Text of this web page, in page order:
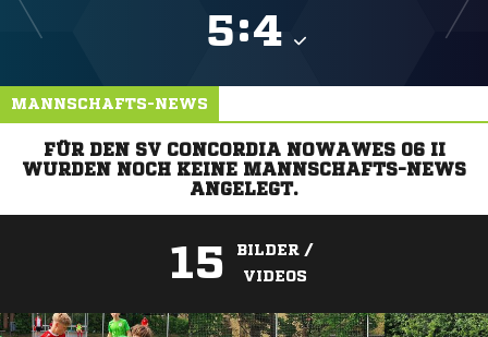
:
MANNSCHAFTS-NEWS
FÜR DEN SV CONCORDIA NOWAWES 06 II
WURDEN NOCH KEINE MANNSCHAFTS-NEWS
ANGELEGT.
15
BILDER /
VIDEOS